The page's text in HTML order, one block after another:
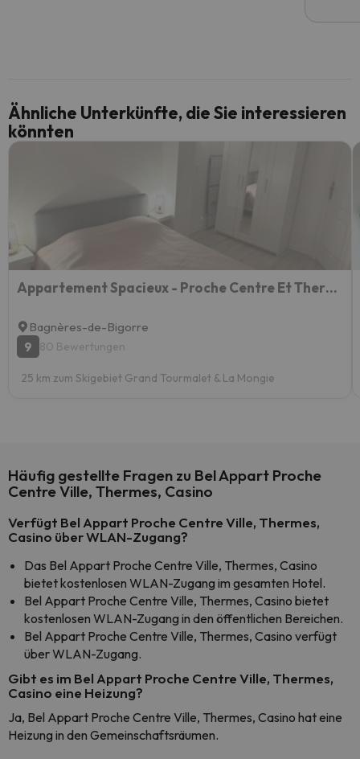
Ähnliche Unterkünfte, die Sie interessieren
könnten
Appartement Spacieux - Proche Centre Et Therme
Bagnères-de-Bigorre
9
80 Bewertungen
25 km zum Skigebiet Grand Tourmalet & La Mongie
Häufig gestellte Fragen zu Bel Appart Proche
Centre Ville, Thermes, Casino
Verfügt Bel Appart Proche Centre Ville, Thermes,
Casino über WLAN-Zugang?
Das Bel Appart Proche Centre Ville, Thermes, Casino
bietet kostenlosen WLAN-Zugang im gesamten Hotel.
Bel Appart Proche Centre Ville, Thermes, Casino bietet
kostenlosen WLAN-Zugang in den öffentlichen Bereichen.
Bel Appart Proche Centre Ville, Thermes, Casino verfügt
über WLAN-Zugang.
Gibt es im Bel Appart Proche Centre Ville, Thermes,
Casino eine Heizung?
Ja, Bel Appart Proche Centre Ville, Thermes, Casino hat eine
Heizung in den Gemeinschaftsräumen.